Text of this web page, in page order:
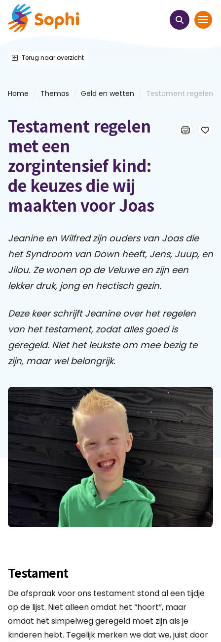
Thema's
Leren & ontmoeten
Webinars
E-learnings
Clientdossier Wiki
Mijn
Over
Terug naar overzicht
Home Themas Geld en wetten Testament regelen
Testament regelen
met een
zorgintensief kind:
de keuzes die wij
maakten voor Joas
Jeanine en Wilfred zijn ouders van Joas die
het Syndroom van Down heeft, Jens, Juup, en
Jilou. Ze wonen op de Veluwe en zijn een
lekker druk, jong en hectisch gezin.
Deze keer schrijft Jeanine over het regelen
van het testament, zodat alles goed is
geregeld. Niet het leukste om mee bezig te
zijn, maar wel belangrijk.
Testament
De afspraak voor ons testament stond al een tijdje
op de lijst. Niet alleen omdat het “hoort”, maar
omdat het simpelweg geregeld moet zijn als je
kinderen hebt. Tegelijk merken we dat we, juist door